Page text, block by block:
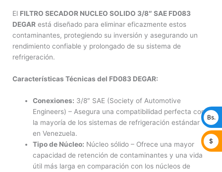
El FILTRO SECADOR NUCLEO SOLIDO 3/8″ SAE FD083
DEGAR está diseñado para eliminar eficazmente estos
contaminantes, protegiendo su inversión y asegurando un
rendimiento confiable y prolongado de su sistema de
refrigeración.
Características Técnicas del FD083 DEGAR:
Conexiones: 3/8″ SAE (Society of Automotive
Engineers) – Asegura una compatibilidad perfecta con
la mayoría de los sistemas de refrigeración estándar
en Venezuela.
Tipo de Núcleo: Núcleo sólido – Ofrece una mayor
capacidad de retención de contaminantes y una vida
útil más larga en comparación con los núcleos de
Bs.
$